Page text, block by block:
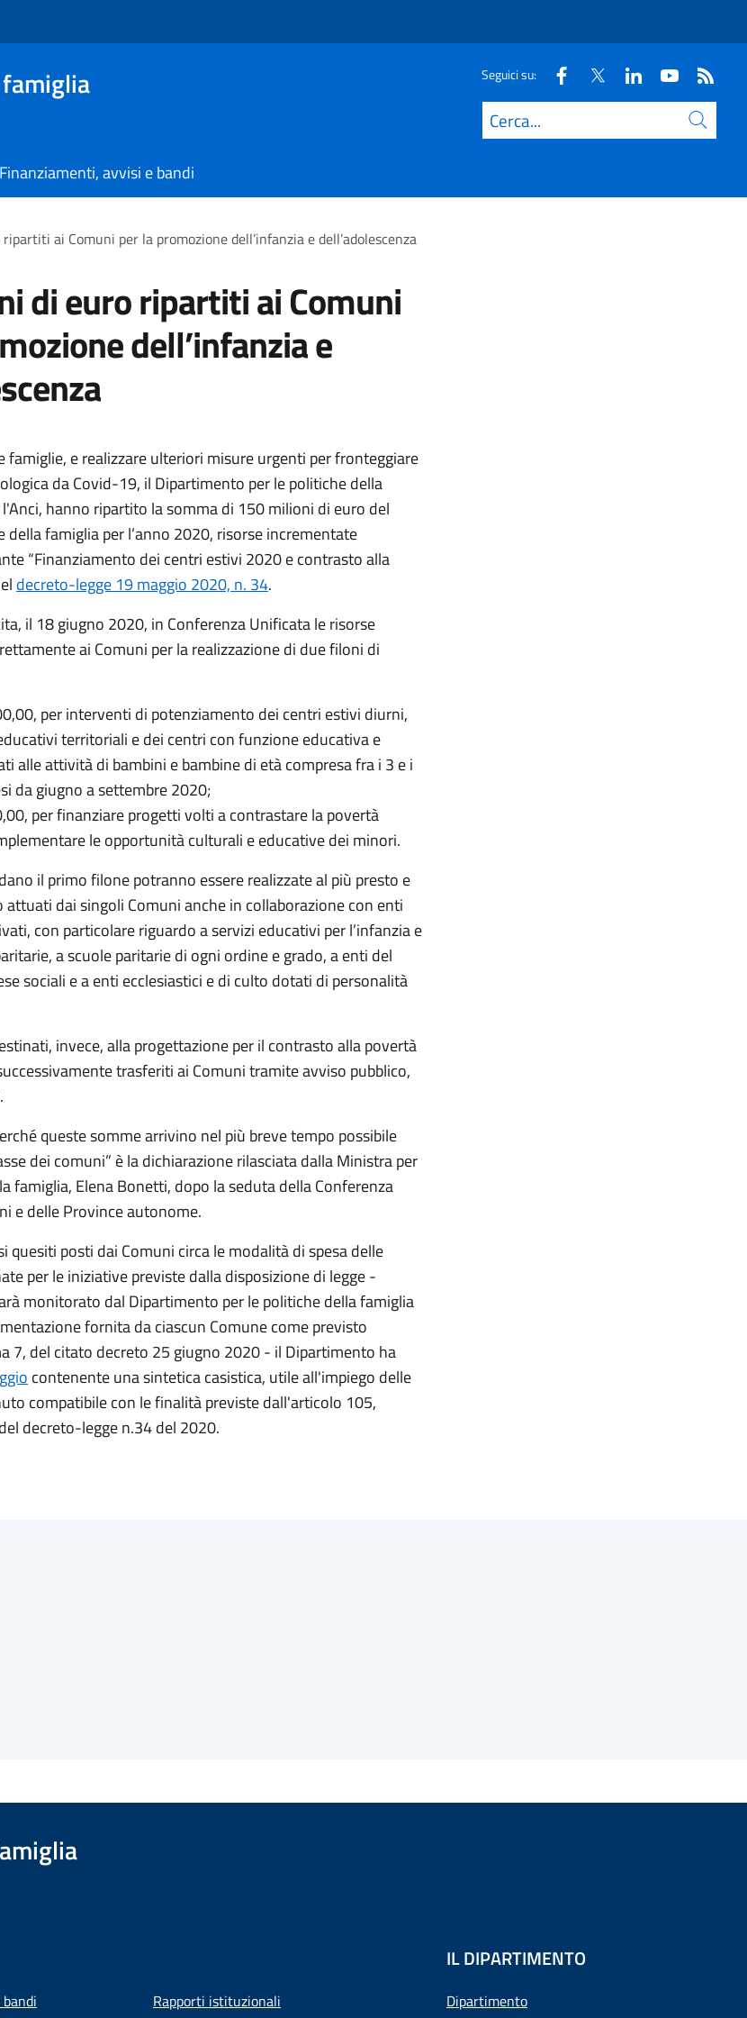
Seguici su:
Cerca
Finanziamenti, avvisi e bandi
ai Comuni per la promozione dell’infanzia e dell’adolescenza
di euro ripartiti ai Comuni
dell’infanzia e
famiglie, e realizzare ulteriori misure urgenti per fronteggiare
da Covid-19, il Dipartimento per le politiche della
hanno ripartito la somma di 150 milioni di euro del
della famiglia per l’anno 2020, risorse incrementate
“Finanziamento dei centri estivi 2020 e contrasto alla
decreto-legge 19 maggio 2020, n. 34.
il 18 giugno 2020, in Conferenza Unificata le risorse
ai Comuni per la realizzazione di due filoni di
per interventi di potenziamento dei centri estivi diurni,
territoriali e dei centri con funzione educativa e
alle attività di bambini e bambine di età compresa fra i 3 e i
da giugno a settembre 2020;
per finanziare progetti volti a contrastare la povertà
le opportunità culturali e educative dei minori.
il primo filone potranno essere realizzate al più presto e
dai singoli Comuni anche in collaborazione con enti
con particolare riguardo a servizi educativi per l’infanzia e
a scuole paritarie di ogni ordine e grado, a enti del
sociali e a enti ecclesiastici e di culto dotati di personalità
invece, alla progettazione per il contrasto alla povertà
trasferiti ai Comuni tramite avviso pubblico,
queste somme arrivino nel più breve tempo possibile
dei comuni” è la dichiarazione rilasciata dalla Ministra per
famiglia, Elena Bonetti, dopo la seduta della Conferenza
e delle Province autonome.
quesiti posti dai Comuni circa le modalità di spesa delle
per le iniziative previste dalla disposizione di legge -
monitorato dal Dipartimento per le politiche della famiglia
fornita da ciascun Comune come previsto
7, del citato decreto 25 giugno 2020 - il Dipartimento ha
contenente una sintetica casistica, utile all'impiego delle
compatibile con le finalità previste dall'articolo 105,
decreto-legge n.34 del 2020.
Rapporti istituzionali
IL DIPARTIMENTO
Dipartimento